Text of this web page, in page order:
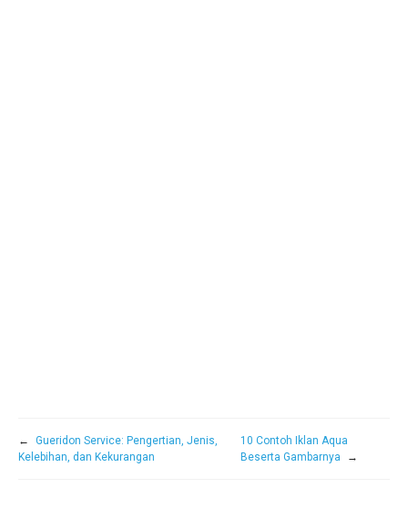
←
Gueridon Service: Pengertian, Jenis,
Kelebihan, dan Kekurangan
10 Contoh Iklan Aqua
Beserta Gambarnya
→